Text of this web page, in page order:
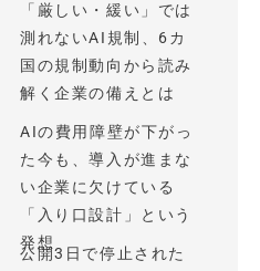
「厳しい・緩い」では
測れないAI規制、6カ
国の規制動向から読み
解く企業の備えとは
AIの費用障壁が下がっ
た今も、導入が進まな
い企業に欠けている
「入り口設計」という
発想
公開3日で停止された